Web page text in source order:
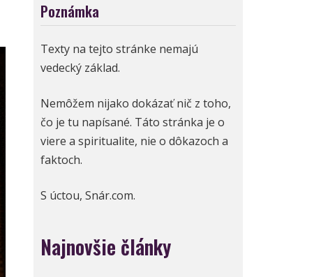
Poznámka
Texty na tejto stránke nemajú
vedecký základ.
Nemôžem nijako dokázať nič z toho,
čo je tu napísané. Táto stránka je o
viere a spiritualite, nie o dôkazoch a
faktoch.
S úctou, Snár.com.
Najnovšie články